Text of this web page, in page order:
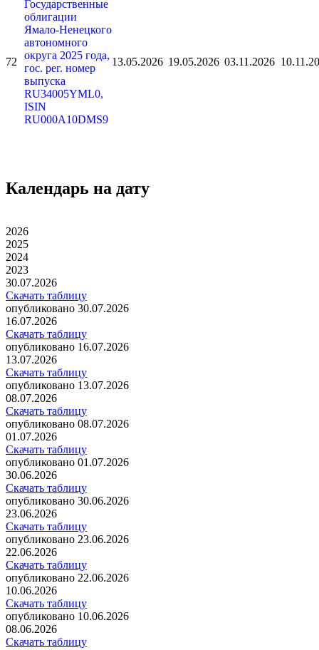
72
Государственные
облигации
Ямало-Ненецкого
автономного
округа 2025 года,
гос. рег. номер
выпуска
RU34005YML0,
ISIN
RU000A10DMS9
13.05.2026 19.05.2026 03.11.2026
Календарь на дату
2026
2025
2024
2023
30.07.2026
Скачать таблицу
опубликовано 30.07.2026
16.07.2026
Скачать таблицу
опубликовано 16.07.2026
13.07.2026
Скачать таблицу
опубликовано 13.07.2026
08.07.2026
Скачать таблицу
опубликовано 08.07.2026
01.07.2026
Скачать таблицу
опубликовано 01.07.2026
30.06.2026
Скачать таблицу
опубликовано 30.06.2026
23.06.2026
Скачать таблицу
опубликовано 23.06.2026
22.06.2026
Скачать таблицу
опубликовано 22.06.2026
10.06.2026
Скачать таблицу
опубликовано 10.06.2026
08.06.2026
Скачать таблицу